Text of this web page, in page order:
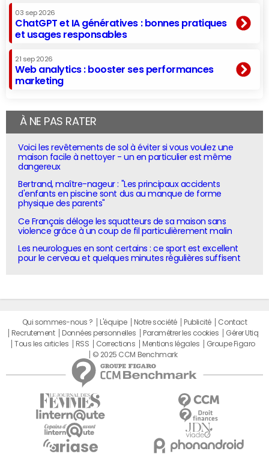
03 sep 2026
ChatGPT et IA génératives : bonnes pratiques
et usages responsables
21 sep 2026
Web analytics : booster ses performances
marketing
À NE PAS RATER
Voici les revêtements de sol à éviter si vous voulez une
maison facile à nettoyer - un en particulier est même
dangereux
Bertrand, maître-nageur : "Les principaux accidents
d'enfants en piscine sont dus au manque de forme
physique des parents"
Ce Français déloge les squatteurs de sa maison sans
violence grâce à un coup de fil particulièrement malin
Les neurologues en sont certains : ce sport est excellent
pour le cerveau et quelques minutes régulières suffisent
Qui sommes-nous ? L'équipe Notre société Publicité
Contact
Recrutement
Données personnelles Paramétrer les cookies
Gérer Utiq
Tous les articles
RSS Corrections Mentions légales
Groupe Figaro
© 2025 CCM Benchmark